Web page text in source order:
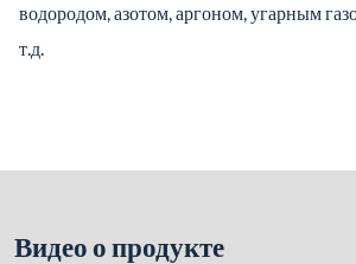
водородом, азотом, аргоном, угарным
т.д.
Видео о продукте